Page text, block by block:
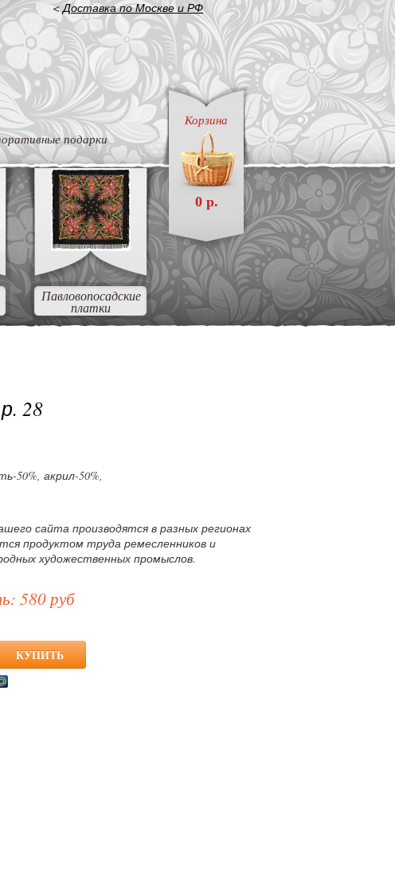
<Доставка по Москве и РФ
Корзина
0 р.
подарки
Павловопосадские
платки
28
50%, акрил-50%,
сайта производятся в разных регионах
продуктом труда ремесленников и
художественных промыслов.
580 руб